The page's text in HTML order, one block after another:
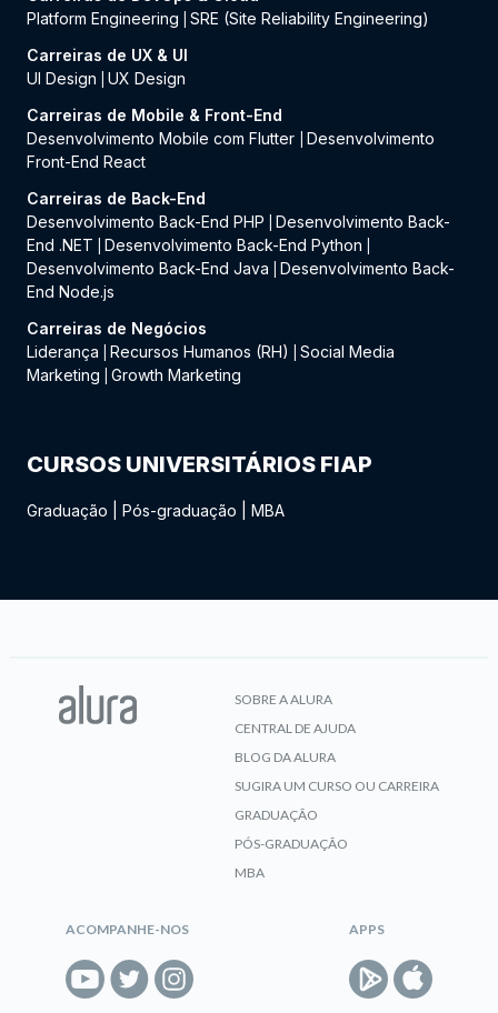
Platform Engineering
SRE (Site Reliability Engineering)
Carreiras de UX & UI
UI Design
UX Design
Carreiras de Mobile & Front-End
Desenvolvimento Mobile com Flutter
Desenvolvimento
Front-End React
Carreiras de Back-End
Desenvolvimento Back-End PHP
Desenvolvimento Back-
End .NET
Desenvolvimento Back-End Python
Desenvolvimento Back-End Java
Desenvolvimento Back-
End Node.js
Carreiras de Negócios
Liderança
Recursos Humanos (RH)
Social Media
Marketing
Growth Marketing
CURSOS UNIVERSITÁRIOS FIAP
Graduação Pós-graduação MBA
SOBRE A ALURA
CENTRAL DE AJUDA
BLOG DA ALURA
SUGIRA UM CURSO OU CARREIRA
GRADUAÇÃO
PÓS-GRADUAÇÃO
MBA
ACOMPANHE-NOS APPS